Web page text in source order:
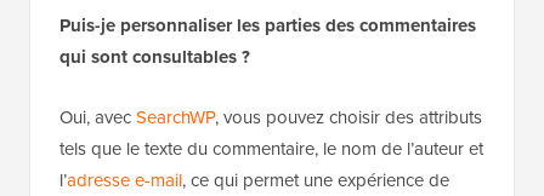
Puis-je personnaliser les parties des commentaires
qui sont consultables ?
Oui, avecSearchWP, vous pouvez choisir des attributs
tels que le texte du commentaire, le nom de l’auteur et
l’adresse e-mail, ce qui permet une expérience de